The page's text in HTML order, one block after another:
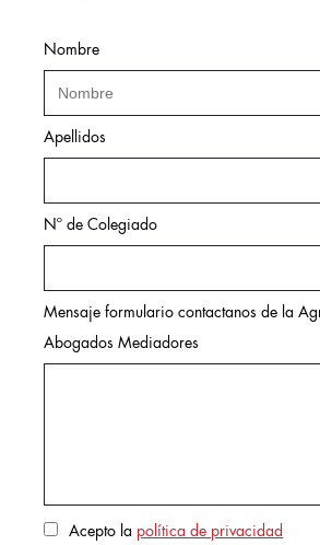
Nombre
Apellidos
Nº de Colegiado
Mensaje formulario contactanos de la
Abogados Mediadores
Acepto la política de privacidad